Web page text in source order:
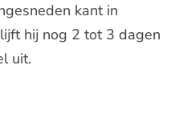
kant in
hij nog 2 tot 3 dagen
uit.